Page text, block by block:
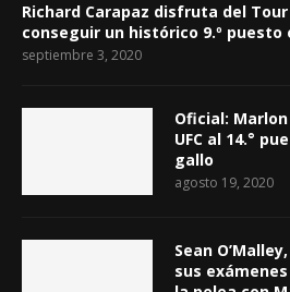
Richard Carapaz disfruta del
conseguir un histórico 9.º
septiembre 3, 2020
Oficial: Marlon
UFC al 14.°
gallo
agosto 19, 2020
Sean
sus